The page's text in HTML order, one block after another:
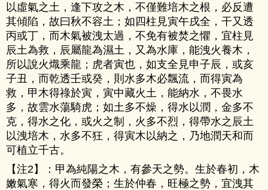
以虛氣之土，逢下攻之木，不僅難培木之根，必反遭
其傾陷，故曰秋不容土；如四柱見寅午戌全，干又透
丙或丁，而木氣被洩太過，不免有被焚之懼，宜柱見
辰土為救，辰屬龍為濕土，又為水庫，能洩火養木，
所以說火熾乘龍；虎者寅也，如支全見申子辰，或亥
子丑，而乾透壬或癸，則水多木必飄流，而得寅為
救，甲木得祿於寅，寅中藏火土，能納水，不畏水
多，故雲水蕩騎虎；如土多不燥，得水以潤，金多不
克，得水之化，或火之制，火多不烈，得帶水之辰土
以洩培木，水多不狂，得寅木以納之，乃地潤天和而
可植立千古。
【注2】：甲為純陽之木，有參天之勢。生於春初，木
嫩氣寒，得火而發榮；生於仲春，旺極之勢，宜洩其